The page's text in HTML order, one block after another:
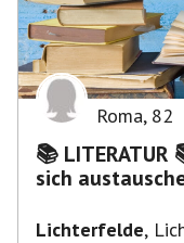
Roma, 82
📚 LITERATUR 📚 STAMMTISCH - BRUNCH -
sich
Lichterfelde,